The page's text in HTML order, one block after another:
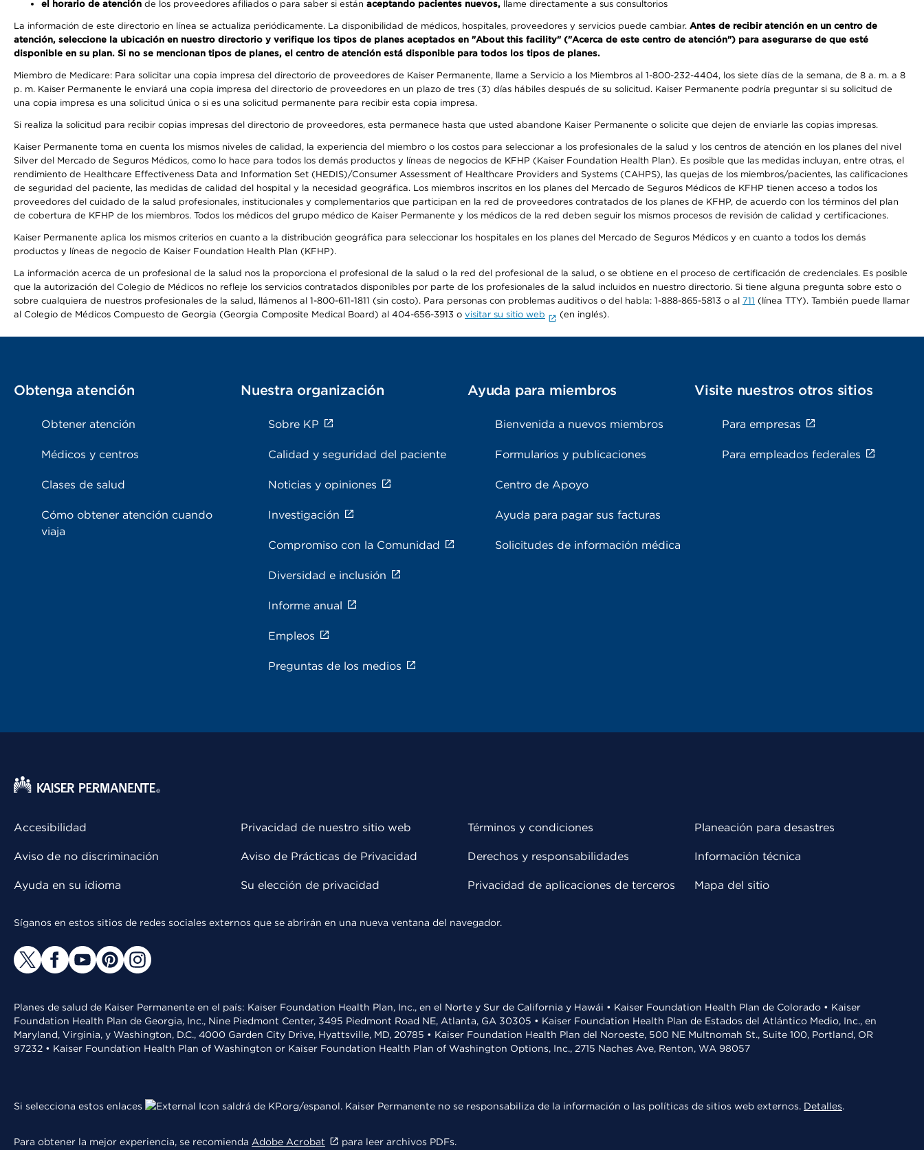
el horario de atención de los proveedores afiliados o para saber si están aceptando pacientes nuevos, llame directamente a sus consultorios
La información de este directorio en línea se actualiza periódicamente. La disponibilidad de médicos, hospitales, proveedores y servicios puede cambiar. Antes de recibir atención en un centro de
atención, seleccione la ubicación en nuestro directorio y verifique los tipos de planes aceptados en "About this facility" ("Acerca de este centro de atención") para asegurarse de que esté
disponible en su plan. Si no se mencionan tipos de planes, el centro de atención está disponible para todos los tipos de planes.
Miembro de Medicare: Para solicitar una copia impresa del directorio de proveedores de Kaiser Permanente, llame a Servicio a los Miembros al 1-800-232-4404, los siete días de la semana, de 8 a. m. a 8
p. m. Kaiser Permanente le enviará una copia impresa del directorio de proveedores en un plazo de tres (3) días hábiles después de su solicitud. Kaiser Permanente podría preguntar si su solicitud de
una copia impresa es una solicitud única o si es una solicitud permanente para recibir esta copia impresa.
Si realiza la solicitud para recibir copias impresas del directorio de proveedores, esta permanece hasta que usted abandone Kaiser Permanente o solicite que dejen de enviarle las copias impresas.
Kaiser Permanente toma en cuenta los mismos niveles de calidad, la experiencia del miembro o los costos para seleccionar a los profesionales de la salud y los centros de atención en los planes del nivel
Silver del Mercado de Seguros Médicos, como lo hace para todos los demás productos y líneas de negocios de KFHP (Kaiser Foundation Health Plan). Es posible que las medidas incluyan, entre otras, el
rendimiento de Healthcare Effectiveness Data and Information Set (HEDIS)/Consumer Assessment of Healthcare Providers and Systems (CAHPS), las quejas de los miembros/pacientes, las calificaciones
de seguridad del paciente, las medidas de calidad del hospital y la necesidad geográfica. Los miembros inscritos en los planes del Mercado de Seguros Médicos de KFHP tienen acceso a todos los
proveedores del cuidado de la salud profesionales, institucionales y complementarios que participan en la red de proveedores contratados de los planes de KFHP, de acuerdo con los términos del plan
de cobertura de KFHP de los miembros. Todos los médicos del grupo médico de Kaiser Permanente y los médicos de la red deben seguir los mismos procesos de revisión de calidad y certificaciones.
Kaiser Permanente aplica los mismos criterios en cuanto a la distribución geográfica para seleccionar los hospitales en los planes del Mercado de Seguros Médicos y en cuanto a todos los demás
productos y líneas de negocio de Kaiser Foundation Health Plan (KFHP).
La información acerca de un profesional de la salud nos la proporciona el profesional de la salud o la red del profesional de la salud, o se obtiene en el proceso de certificación de credenciales. Es posible
que la autorización del Colegio de Médicos no refleje los servicios contratados disponibles por parte de los profesionales de la salud incluidos en nuestro directorio. Si tiene alguna pregunta sobre esto o
sobre cualquiera de nuestros profesionales de la salud, llámenos al 1-800-611-1811 (sin costo). Para personas con problemas auditivos o del habla: 1-888-865-5813 o al 711 (línea TTY). También puede llamar
al Colegio de Médicos Compuesto de Georgia (Georgia Composite Medical Board) al 404-656-3913 o visitar su sitio web (en inglés).
Obtenga atención
Obtener atención
Médicos y centros
Clases de salud
Cómo obtener atención cuando
viaja
Nuestra organización
Sobre KP
Calidad y seguridad del paciente
Noticias y opiniones
Investigación
Compromiso con la Comunidad
Diversidad e inclusión
Informe anual
Empleos
Preguntas de los medios
Ayuda para miembros
Bienvenida a nuevos miembros
Formularios y publicaciones
Centro de Apoyo
Ayuda para pagar sus facturas
Solicitudes de información médica
Visite nuestros otros sitios
Para empresas
Para empleados federales
Accesibilidad
Aviso de no discriminación
Ayuda en su idioma
Privacidad de nuestro sitio web
Aviso de Prácticas de Privacidad
Su elección de privacidad
Términos y condiciones
Derechos y responsabilidades
Privacidad de aplicaciones de terceros
Planeación para desastres
Información técnica
Mapa del sitio
Síganos en estos sitios de redes sociales externos que se abrirán en una nueva ventana del navegador.
Planes de salud de Kaiser Permanente en el país: Kaiser Foundation Health Plan, Inc., en el Norte y Sur de California y Hawái • Kaiser Foundation Health Plan de Colorado • Kaiser
Foundation Health Plan de Georgia, Inc., Nine Piedmont Center, 3495 Piedmont Road NE, Atlanta, GA 30305 • Kaiser Foundation Health Plan de Estados del Atlántico Medio, Inc., en
Maryland, Virginia, y Washington, D.C., 4000 Garden City Drive, Hyattsville, MD, 20785 • Kaiser Foundation Health Plan del Noroeste, 500 NE Multnomah St., Suite 100, Portland, OR
97232 • Kaiser Foundation Health Plan of Washington or Kaiser Foundation Health Plan of Washington Options, Inc., 2715 Naches Ave, Renton, WA 98057
Si selecciona estos enlaces saldrá de KP.org/espanol. Kaiser Permanente no se responsabiliza de la información o las políticas de sitios web externos. Detalles.
Para obtener la mejor experiencia, se recomienda Adobe Acrobat para leer archivos PDFs.